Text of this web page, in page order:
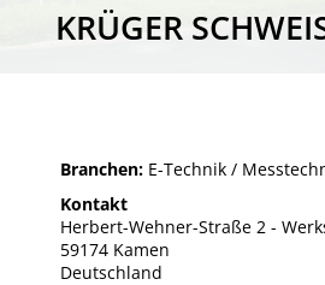
KRÜGER
Branchen: E-Technik /
Kontakt
Herbert-Wehner-Straße 2 -
59174 Kamen
Deutschland